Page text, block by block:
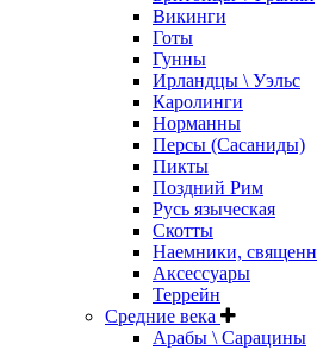
Викинги
Готы
Гунны
Ирландцы \ Уэльс
Каролинги
Норманны
Персы (Сасаниды)
Пикты
Поздний Рим
Русь языческая
Скотты
Наемники,
Аксессуары
Террейн
Средние века
Арабы \ Сарацины